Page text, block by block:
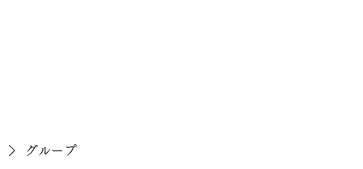
グループ